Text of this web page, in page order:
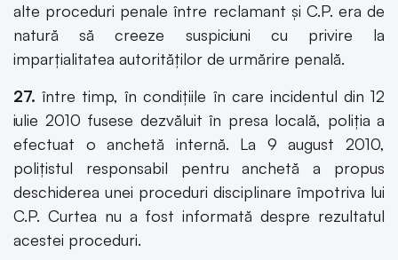
alte proceduri penale între reclamant şi C.P. era de
natură să creeze suspiciuni cu privire la
imparţialitatea autorităţilor de urmărire penală.
27. între timp, în condiţiile în care incidentul din 12
iulie 2010 fusese dezvăluit în presa locală, poliţia a
efectuat o anchetă internă. La 9 august 2010,
poliţistul responsabil pentru anchetă a propus
deschiderea unei proceduri disciplinare împotriva lui
C.P. Curtea nu a fost informată despre rezultatul
acestei proceduri.